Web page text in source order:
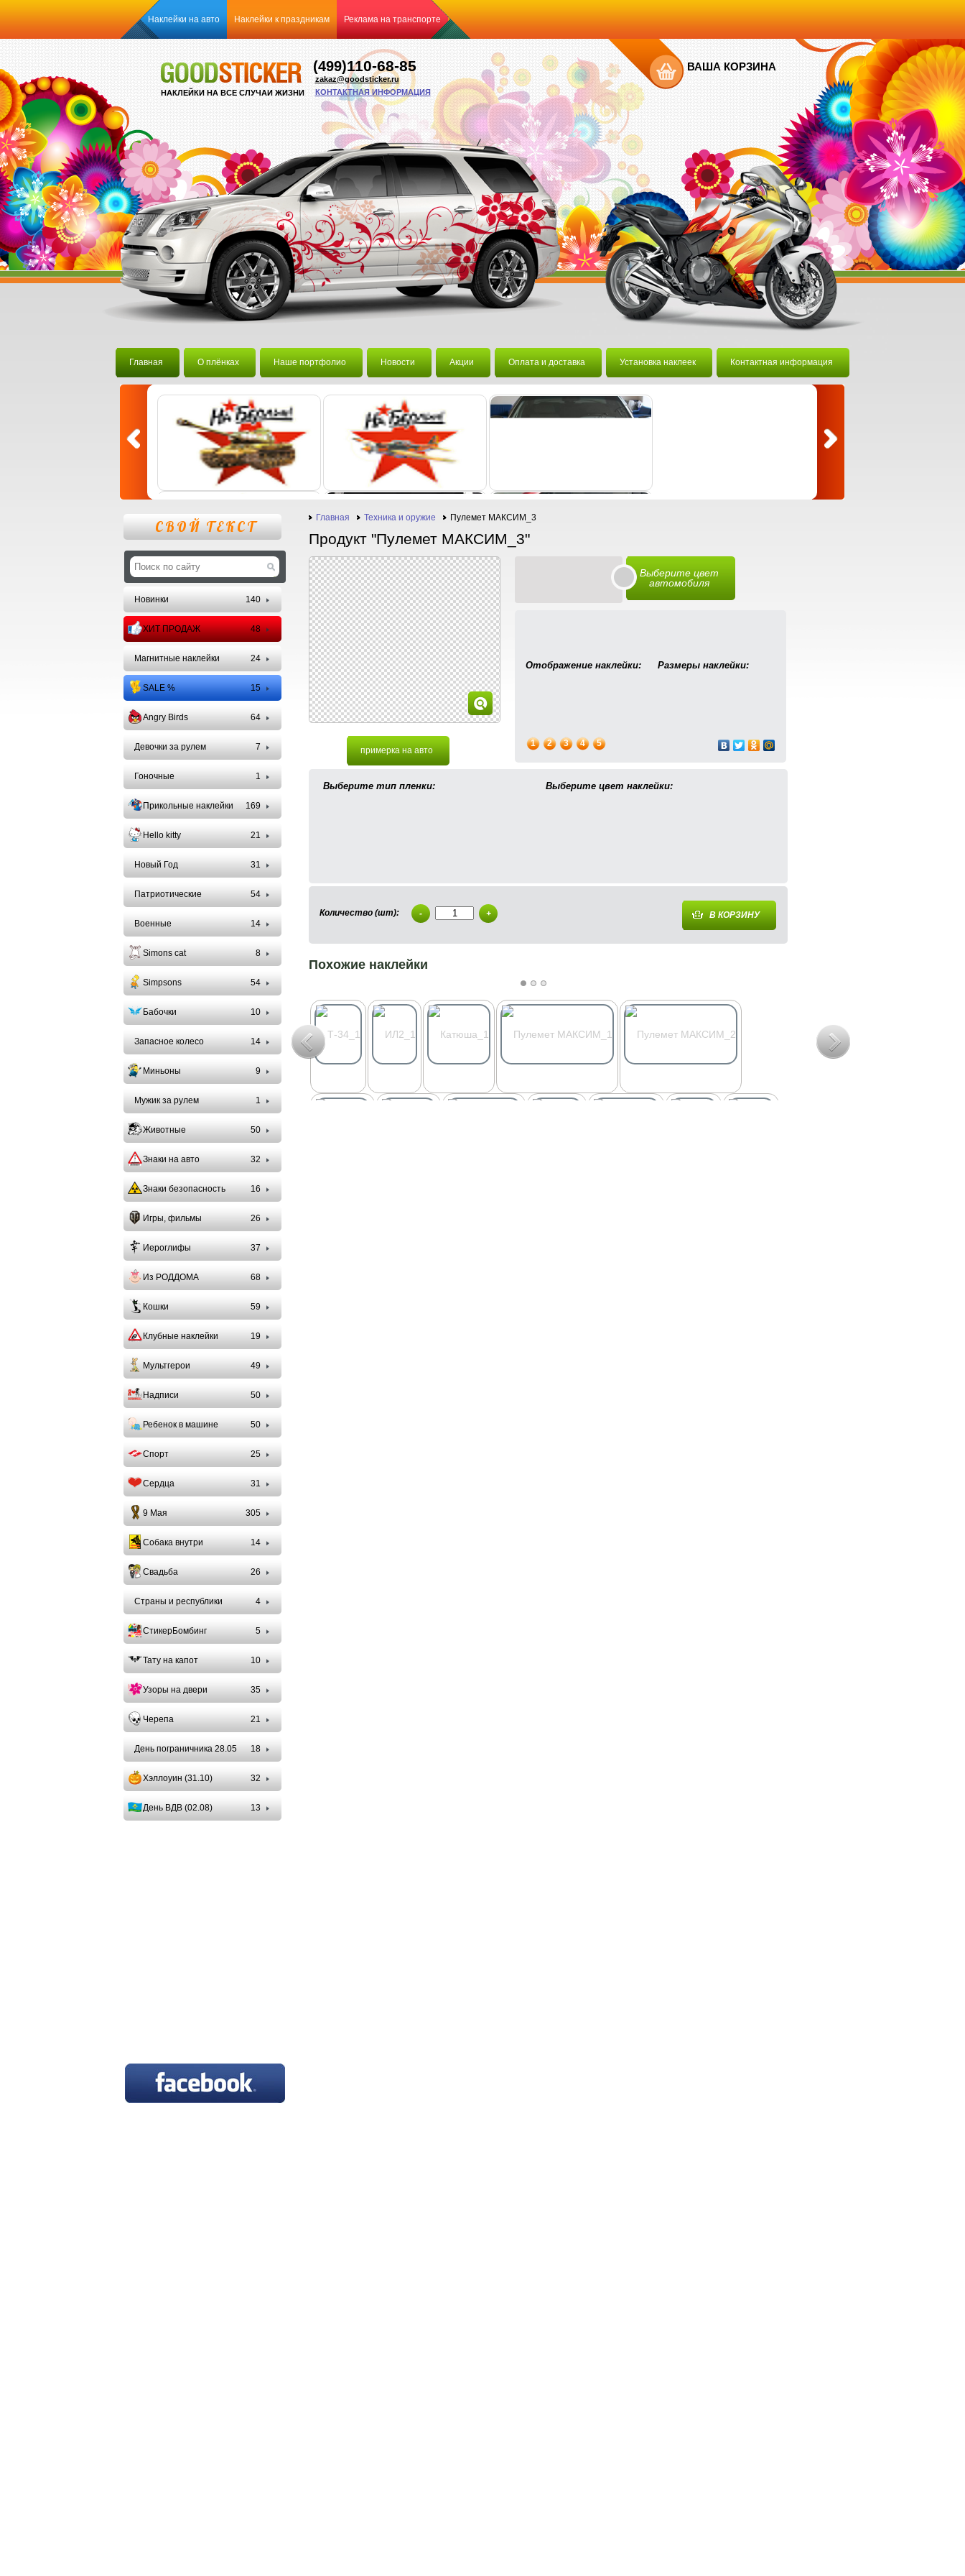
Наклейки на авто Наклейки к праздникам Реклама на транспорте
НАКЛЕЙКИ НА ВСЕ СЛУЧАИ ЖИЗНИ
(499)110-68-85
zakaz@goodsticker.ru
КОНТАКТНАЯ ИНФОРМАЦИЯ
ВАША КОРЗИНА
Главная О плёнках Наше портфолио Новости Акции Оплата и доставка Установка наклеек Контактная информация
Главная Техника и оружие Пулемет МАКСИМ_3
Продукт "Пулемет МАКСИМ_3"
примерка на авто
Выберите цвет
автомобиля
Отображение наклейки: Размеры наклейки:
1 2 3 4 5
Выберите тип пленки: Выберите цвет наклейки:
Количество (шт): - + В КОРЗИНУ
Похожие наклейки
СВОЙ ТЕКСТ
Новинки 140
ХИТ ПРОДАЖ 48
Магнитные наклейки 24
SALE % 15
Angry Birds 64
Девочки за рулем 7
Гоночные 1
Прикольные наклейки 169
Hello kitty 21
Новый Год 31
Патриотические 54
Военные 14
Simons cat 8
Simpsons 54
Бабочки 10
Запасное колесо 14
Миньоны 9
Мужик за рулем 1
Животные 50
Знаки на авто 32
Знаки безопасность 16
Игры, фильмы 26
Иероглифы 37
Из РОДДОМА 68
Кошки 59
Клубные наклейки 19
Мультгерои 49
Надписи 50
Ребенок в машине 50
Спорт 25
Сердца 31
9 Мая 305
Собака внутри 14
Свадьба 26
Страны и республики 4
СтикерБомбинг 5
Тату на капот 10
Узоры на двери 35
Черепа 21
День пограничника 28.05 18
Хэллоуин (31.10) 32
День ВДВ (02.08) 13